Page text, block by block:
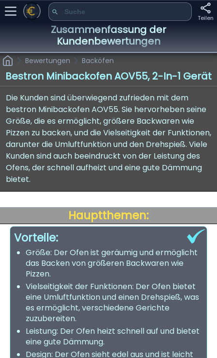
Teilen
Zusammenfassung der
Kundenbewertungen
Bewertungen Backöfen
Bestron Minibackofen AOV55, 2-In-1 Gerät
Die Kunden sind überwiegend zufrieden mit dem
bestron Minibackofen AOV55. Sie hervorheben seine
Größe, die es ermöglicht, größere Backwaren wie
Pizzen zu backen, und die Vielseitigkeit der Funktionen,
darunter die Umluftfunktion und den Drehspieß. Viele
Kunden sind auch beeindruckt von der Leistung des
Ofens, der schnell aufheizt und eine gute Dämmung
bietet.
Hauptthemen:
Vorteile:
Größe: Der Ofen ist geräumig und ermöglicht
das Backen von größeren Backwaren wie
Pizzen.
Vielseitigkeit der Funktionen: Der Ofen bietet
eine Umluftfunktion und einen Drehspieß, was
es ermöglicht, verschiedene Gerichte
zuzubereiten.
Leistung: Der Ofen heizt schnell auf und bietet
eine gute Dämmung.
Design: Der Ofen sieht edel aus und ist leicht